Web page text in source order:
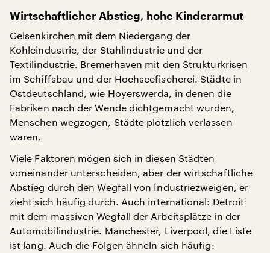
Wirtschaftlicher Abstieg, hohe Kinderarmut
Gelsenkirchen mit dem Niedergang der
Kohleindustrie, der Stahlindustrie und der
Textilindustrie. Bremerhaven mit den Strukturkrisen
im Schiffsbau und der Hochseefischerei. Städte in
Ostdeutschland, wie Hoyerswerda, in denen die
Fabriken nach der Wende dichtgemacht wurden,
Menschen wegzogen, Städte plötzlich verlassen
waren.
Viele Faktoren mögen sich in diesen Städten
voneinander unterscheiden, aber der wirtschaftliche
Abstieg durch den Wegfall von Industriezweigen, er
zieht sich häufig durch. Auch international: Detroit
mit dem massiven Wegfall der Arbeitsplätze in der
Automobilindustrie. Manchester, Liverpool, die Liste
ist lang. Auch die Folgen ähneln sich häufig: